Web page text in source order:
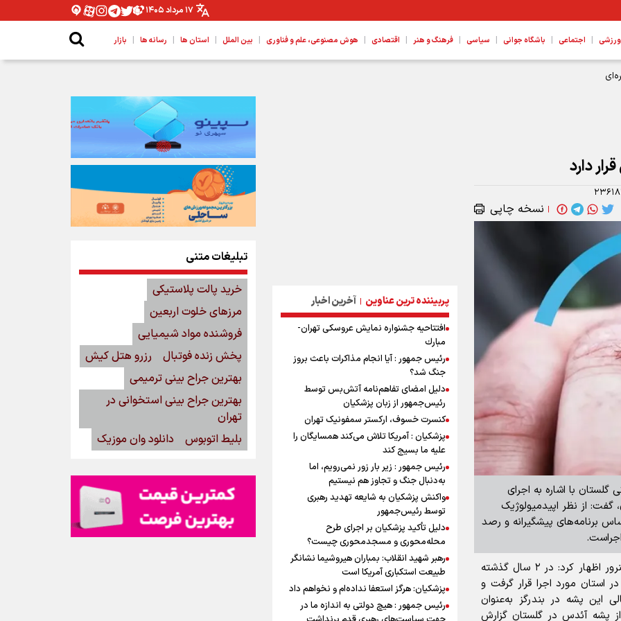
۱۷ مرداد ۱۴۰۵
ورزشی | اجتماعی | باشگاه جوانی | سیاسی | فرهنگ و هنر | اقتصادی | هوش مصنوعی، علم و فناوری | بین الملل | استان ها | رسانه ها | بازار
دارد
| نسخه چاپی
گلستان با اشاره به اجرای
از نظر اپیدمیولوژیک
برنامه‌های پیشگیرانه و رصد
به گزارش خبرگزاری برنا از استان گلستان؛ محمدرضا هنرور اظهار کرد: در ۲ سال گذشته
استان مورد اجرا قرار گرفت و
این پشه در بندرگز به‌عنوان
پشه آئدس در گلستان گزارش
پربیننده ترین عناوین | آخرین اخبار
افتتاحیه جشنواره نمايش عروسكى تهران-
مبارك
رئیس جمهور : آیا انجام مذاکرات باعث بروز
جنگ شد؟
دلیل امضای تفاهم‌نامه آتش‌بس توسط
رئیس‌جمهور از زبان پزشکیان
کنسرت خسوف، ارکستر سمفونیک تهران
پزشکیان : آمریکا تلاش می‌کند همسایگان را
علیه ما بسیج کند
رئیس جمهور : زیر بار زور نمی‌رویم، اما
به‌دنبال جنگ و تجاوز هم نیستیم
واکنش پزشکیان به شایعه تهدید رهبری
توسط رئیس‌جمهور
دلیل تأکید پزشکیان بر اجرای طرح
محله‌محوری و مسجدمحوری چیست؟
رهبر شهید انقلاب: بمباران هیروشیما نشانگر
طبیعت استکباری آمریکا است
پزشکیان: هرگز استعفا نداده‌ام و نخواهم داد
رئیس جمهور : هیچ دولتی به اندازه ما در
تبلیغات متنی
خرید پالت پلاستیکی
مرزهای خلوت اربعین
فروشنده مواد شیمیایی
پخش زنده فوتبال
رزرو هتل کیش
بهترین جراح بینی ترمیمی
بهترین جراح بینی استخوانی در
تهران
بلیط اتوبوس
دانلود وان موزیک